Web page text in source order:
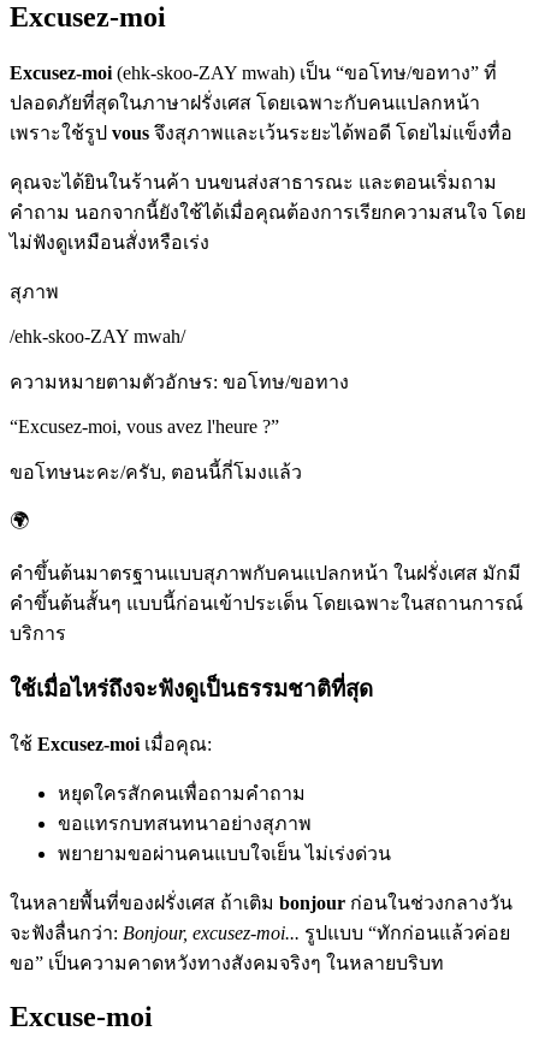
Excusez-moi
Excusez-moi (ehk-skoo-ZAY mwah) เป็น “ขอโทษ/ขอทาง” ที่
ปลอดภัยที่สุดในภาษาฝรั่งเศส โดยเฉพาะกับคนแปลกหน้า
เพราะใช้รูป vous จึงสุภาพและเว้นระยะได้พอดี โดยไม่แข็งทื่อ
คุณจะได้ยินในร้านค้า บนขนส่งสาธารณะ และตอนเริ่มถาม
คำถาม นอกจากนี้ยังใช้ได้เมื่อคุณต้องการเรียกความสนใจ โดย
ไม่ฟังดูเหมือนสั่งหรือเร่ง
สุภาพ
/ehk-skoo-ZAY mwah/
ความหมายตามตัวอักษร: ขอโทษ/ขอทาง
“Excusez-moi, vous avez l'heure ?”
ขอโทษนะคะ/ครับ, ตอนนี้กี่โมงแล้ว
🌍
คำขึ้นต้นมาตรฐานแบบสุภาพกับคนแปลกหน้า ในฝรั่งเศส มักมี
คำขึ้นต้นสั้นๆ แบบนี้ก่อนเข้าประเด็น โดยเฉพาะในสถานการณ์
บริการ
ใช้เมื่อไหร่ถึงจะฟังดูเป็นธรรมชาติที่สุด
ใช้ Excusez-moi เมื่อคุณ:
หยุดใครสักคนเพื่อถามคำถาม
ขอแทรกบทสนทนาอย่างสุภาพ
พยายามขอผ่านคนแบบใจเย็น ไม่เร่งด่วน
ในหลายพื้นที่ของฝรั่งเศส ถ้าเติม bonjour ก่อนในช่วงกลางวัน
จะฟังลื่นกว่า: Bonjour, excusez-moi... รูปแบบ “ทักก่อนแล้วค่อย
ขอ” เป็นความคาดหวังทางสังคมจริงๆ ในหลายบริบท
Excuse-moi